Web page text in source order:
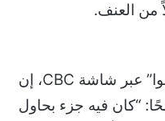
من العنف.
قال أحمد عزمي خلال لقائه في برنامج “الستات ما يعرفوش يكدبوا” عبر شاشة CBC، إن
“كان فيه جزء بحاول